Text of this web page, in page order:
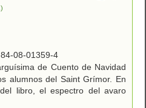
08-01359-4
de Cuento de Navidad
alumnos del Saint Grímor. En
libro, el espectro del avaro